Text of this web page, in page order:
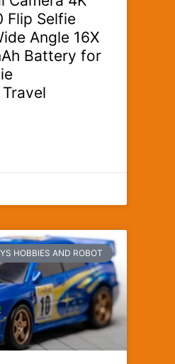
Flip Selfie
Angle 16X
Battery for
HOBBIES AND ROBOT